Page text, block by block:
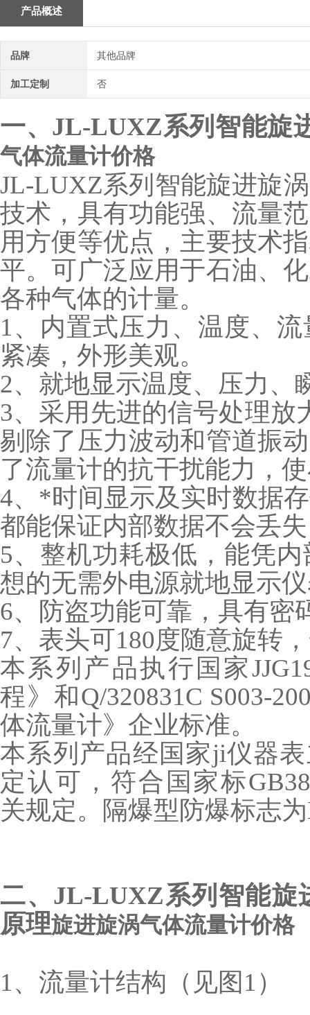
产品概述
品牌 其他品牌
加工定制 否
一、JL-LUXZ系列智能旋
气体流量计价格
JL-LUXZ系列智能旋进旋
技术，具有功能强、流量
用方便等优点，主要技术
平。可广泛应用于石油、
各种气体的计量。
1、内置式压力、温度、
紧凑，外形美观。
2、就地显示温度、压力、
3、采用先进的信号处理
剔除了压力波动和管道振
了流量计的抗干扰能力，
4、*时间显示及实时数据
都能保证内部数据不会丢
5、整机功耗极低，能凭
想的无需外电源就地显示
6、防盗功能可靠，具有密
7、表头可180度随意旋转
本系列产品执行国家
程》和Q/320831C S003-
体流量计》企业标准。
本系列产品经国家ji仪器
定认可，符合国家标
关规定。隔爆型防爆标志
二、 JL-LUXZ系列智能旋
原理旋进旋涡气体流量计价格
1、流量计结构（见图1）